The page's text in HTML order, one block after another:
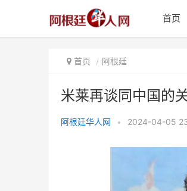
首页
首页 阿根廷
米莱再谈同中国的
阿根廷华人网 • 2024-04-05